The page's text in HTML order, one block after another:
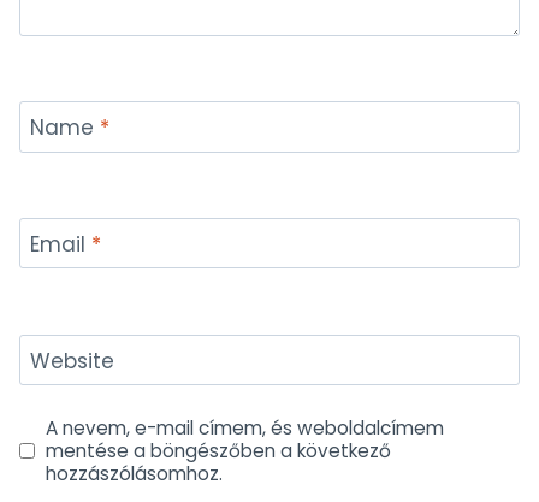
Name *
Email *
Website
A nevem, e-mail címem, és weboldalcímem
mentése a böngészőben a következő
hozzászólásomhoz.